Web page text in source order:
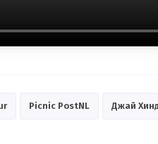
Picnic PostNL Джай